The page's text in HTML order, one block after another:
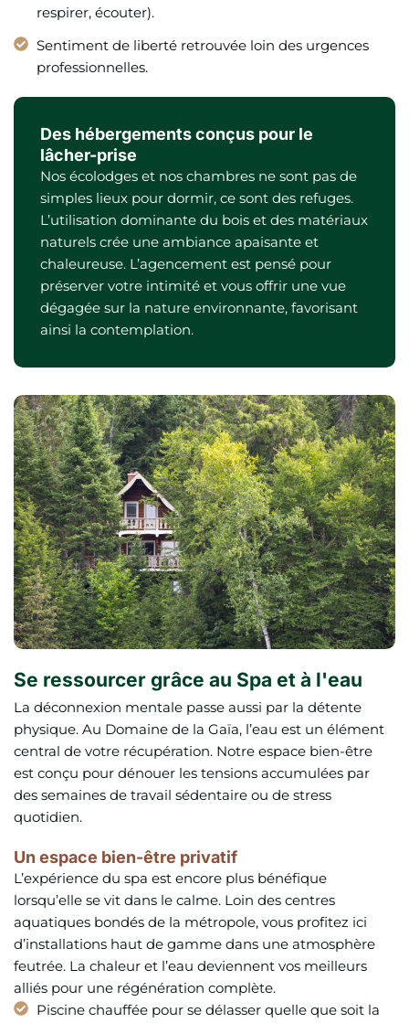
respirer, écouter).
Sentiment de liberté retrouvée loin des urgences
professionnelles.
Des hébergements conçus pour le
lâcher-prise
Nos écolodges et nos chambres ne sont pas de
simples lieux pour dormir, ce sont des refuges.
L’utilisation dominante du bois et des matériaux
naturels crée une ambiance apaisante et
chaleureuse. L’agencement est pensé pour
préserver votre intimité et vous offrir une vue
dégagée sur la nature environnante, favorisant
ainsi la contemplation.
Se ressourcer grâce au Spa et à l'eau
La déconnexion mentale passe aussi par la détente
physique. Au Domaine de la Gaïa, l’eau est un élément
central de votre récupération. Notre espace bien-être
est conçu pour dénouer les tensions accumulées par
des semaines de travail sédentaire ou de stress
quotidien.
Un espace bien-être privatif
L’expérience du spa est encore plus bénéfique
lorsqu’elle se vit dans le calme. Loin des centres
aquatiques bondés de la métropole, vous profitez ici
d’installations haut de gamme dans une atmosphère
feutrée. La chaleur et l’eau deviennent vos meilleurs
alliés pour une régénération complète.
Piscine chauffée pour se délasser quelle que soit la